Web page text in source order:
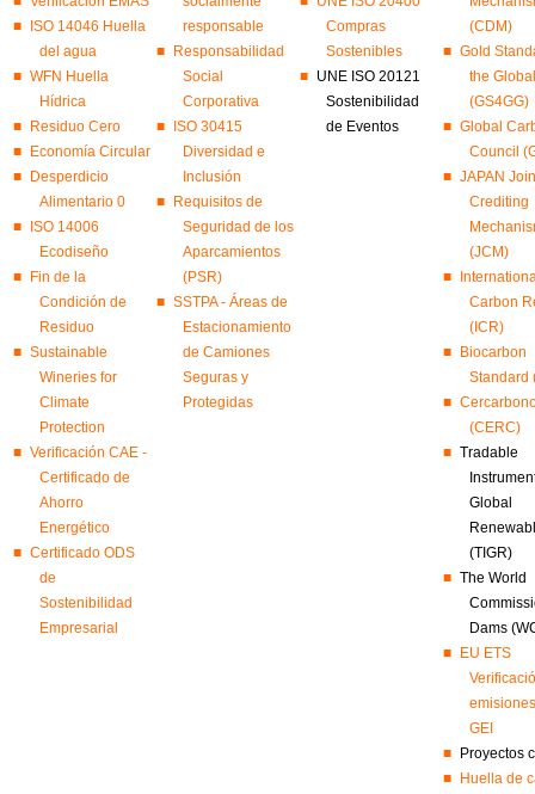
ISO 14046 Huella
del agua
WFN Huella
Hídrica
Residuo Cero
Economía Circular
Desperdicio
Alimentario 0
ISO 14006
Ecodiseño
Fin de la
Condición de
Residuo
Sustainable
Wineries for
Climate
Protection
Verificación CAE -
Certificado de
Ahorro
Energético
Certificado ODS
de
Sostenibilidad
Empresarial
responsable
Responsabilidad
Social
Corporativa
ISO 30415
Diversidad e
Inclusión
Requisitos de
Seguridad de los
Aparcamientos
(PSR)
SSTPA - Áreas de
Estacionamiento
de Camiones
Seguras y
Protegidas
Compras
Sostenibles
UNE ISO 20121
Sostenibilidad
de Eventos
(CDM)
Gold
the
(GS4GG)
Global
Council
JAPAN
Crediting
(JCM)
Carbon
(ICR)
Biocarbon
Standard
(CERC)
Tradable
Global
(TIGR)
The World
Dams
EU ETS
GEI
Proyectos
Huella de